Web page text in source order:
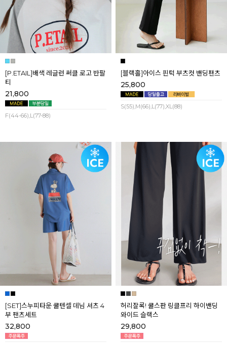
[P.ETAIL]배색 레글런 써클 로고 반팔
티
21,800
F(44-66),L(77-88)
[블랙홀]아이스 핀턱 부츠컷 밴딩팬츠
25,800
S(55),M(66),L(77),XL(88)
[SET]스누피타운 쿨텐셀 데님 셔츠 4
부 팬츠세트
32,800
허리잘록! 쿨스판 링클프리 하이밴딩
와이드 슬랙스
29,800